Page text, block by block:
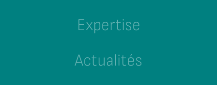
Expertise
Actualités